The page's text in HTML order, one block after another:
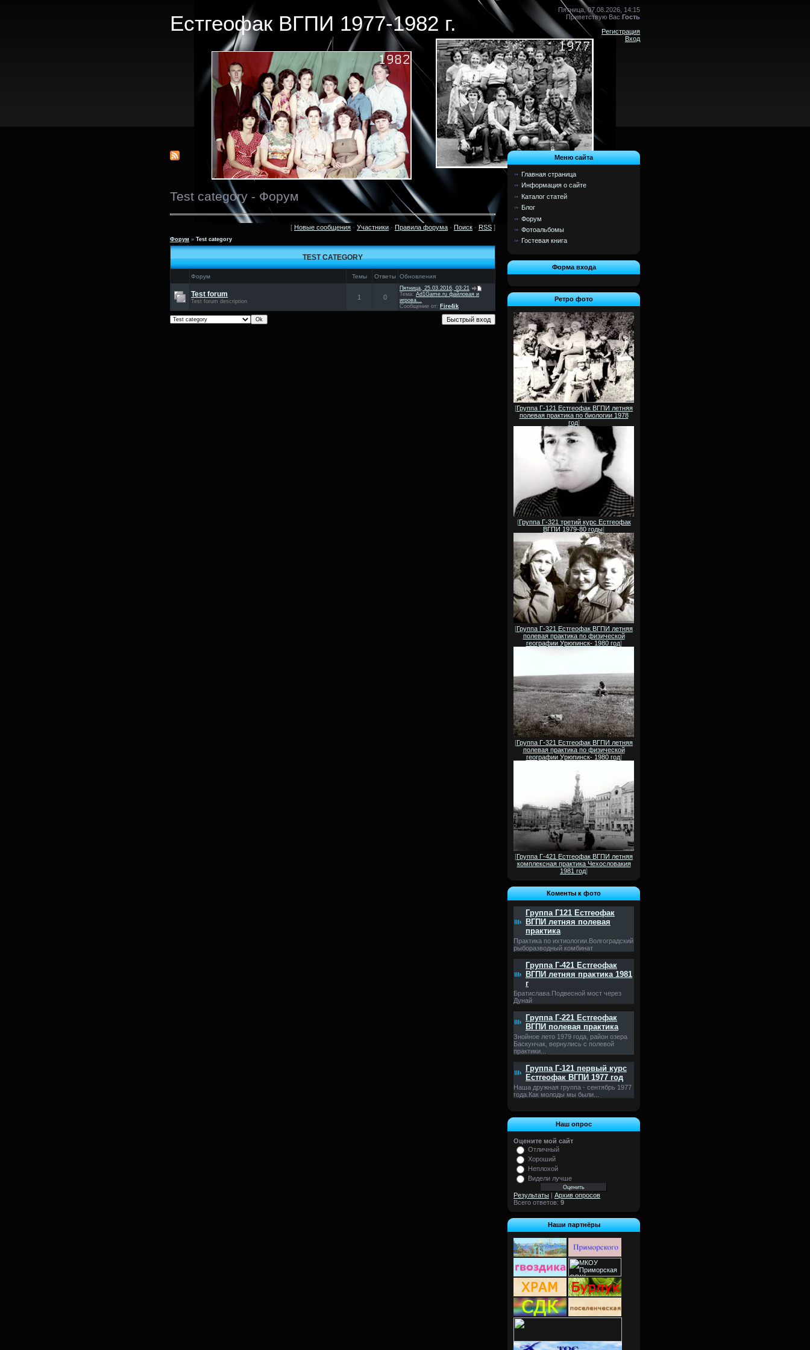
Естгеофак ВГПИ 1977-1982 г.
Пятница, 07.08.2026, 14:15
Приветствую Вас Гость
Регистрация
Вход
Test category - Форум
[ Новые сообщения · Участники · Правила форума · Поиск · RSS ]
Форум » Test category
TEST CATEGORY
Форум Темы Ответы Обновления
Test forum
Test forum description
1 0
Пятница, 25.03.2016, 03:21
Тема: Ad1Game.ru файловая и
игрова...
Сообщение от: Fire4ik
Меню сайта
Главная страница
Информация о сайте
Каталог статей
Блог
Форум
Фотоальбомы
Гостевая книга
Форма входа
Ретро фото
[Группа Г-121 Естгеофак ВГПИ летняя
полевая практика по биологии 1978
год]
[Группа Г-321 третий курс Естгеофак
ВГПИ 1979-80 годы]
[Группа Г-321 Естгеофак ВГПИ летняя
полевая практика по физической
географии Урюпинск- 1980 год]
[Группа Г-321 Естгеофак ВГПИ летняя
полевая практика по физической
географии Урюпинск- 1980 год]
[Группа Г-421 Естгеофак ВГПИ летняя
комплексная практика Чехословакия
1981 год]
Коменты к фото
Группа Г121 Естгеофак
ВГПИ летняя полевая
практика
Практика по ихтиологии.Волгоградский
рыборазводный комбинат
Группа Г-421 Естгеофак
ВГПИ летняя практика 1981
г
Братислава.Подвесной мост через
Дунай
Группа Г-221 Естгеофак
ВГПИ полевая практика
Знойное лето 1979 года, район озера
Баскунчак, вернулись с полевой
практики...
Группа Г-121 первый курс
Естгеофак ВГПИ 1977 год
Наша дружная группа - сентябрь 1977
года.Как молоды мы были...
Наш опрос
Оцените мой сайт
Отличный
Хороший
Неплохой
Видели лучше
Результаты | Архив опросов
Всего ответов: 9
Наши партнёры